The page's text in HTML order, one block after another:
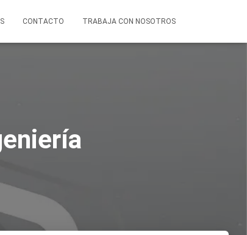
CONTACTO TRABAJA CON NOSOTROS